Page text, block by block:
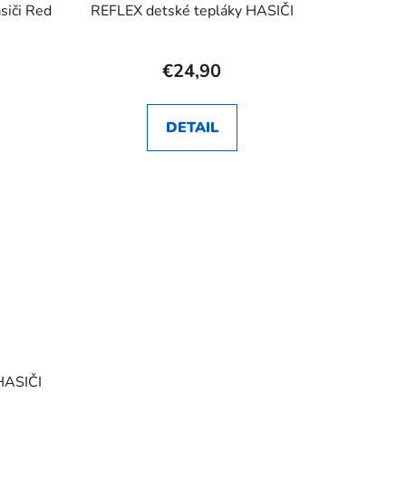
Red REFLEX detské tepláky HASIČI
€24,90
DETAIL